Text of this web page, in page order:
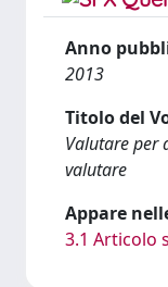
Anno
2013
Titolo del
Valutare per
valutare
Appare
3.1 Articolo